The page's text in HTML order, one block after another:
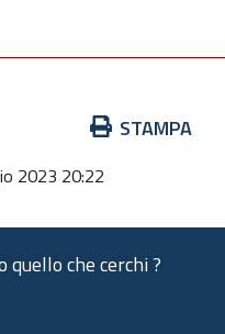
STAMPA
2023 20:22
che cerchi ?